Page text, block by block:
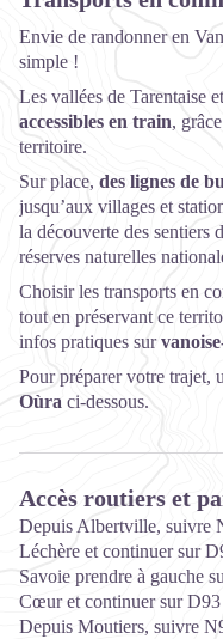
Envie de randonner en
simple !
Les vallées de Tarentaise
accessibles en train,
territoire.
Sur place, des lignes de
jusqu’aux villages et
la découverte des sentiers
réserves naturelles
Choisir les transports en
tout en préservant ce
infos pratiques sur
Pour préparer votre trajet,
Oùra ci-dessous.
Accès routiers et
Depuis Albertville, suivre
Léchère et continuer sur
Savoie prendre à gauche
Cœur et continuer sur
Depuis Moutiers, suivre